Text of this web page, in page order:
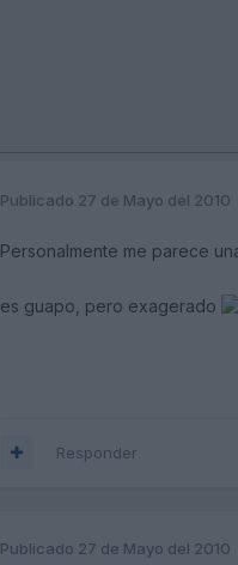
Publicado 27 de Mayo del 2010
Personalmente me parece
es guapo, pero exagerado
Responder
Publicado 27 de Mayo del 2010